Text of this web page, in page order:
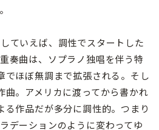
ていえば、調性でスタートした
奏曲は、ソプラノ独唱を伴う特
でほぼ無調まで拡張される。そし
曲。アメリカに渡ってから書かれ
る作品だが多分に調性的。つまり
デーションのように変わってゆ